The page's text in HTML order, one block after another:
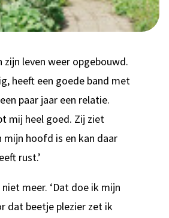
zijn leven weer opgebouwd.
heeft een goede band met
paar jaar een relatie.
mij heel goed. Zij ziet
mijn hoofd is en kan daar
rust.’
meer. ‘Dat doe ik mijn
dat beetje plezier zet ik